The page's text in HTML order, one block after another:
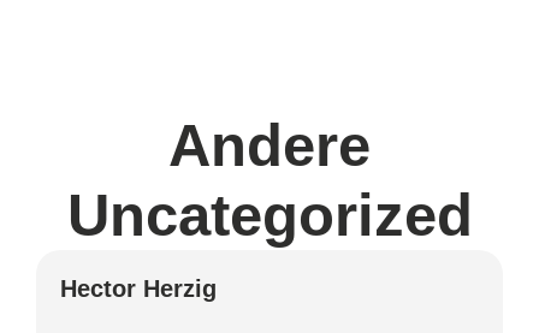
Andere
Uncategorized
Hector Herzig